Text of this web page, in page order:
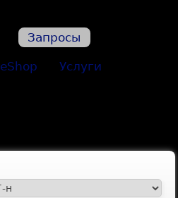
Запросы
eShop Услуги